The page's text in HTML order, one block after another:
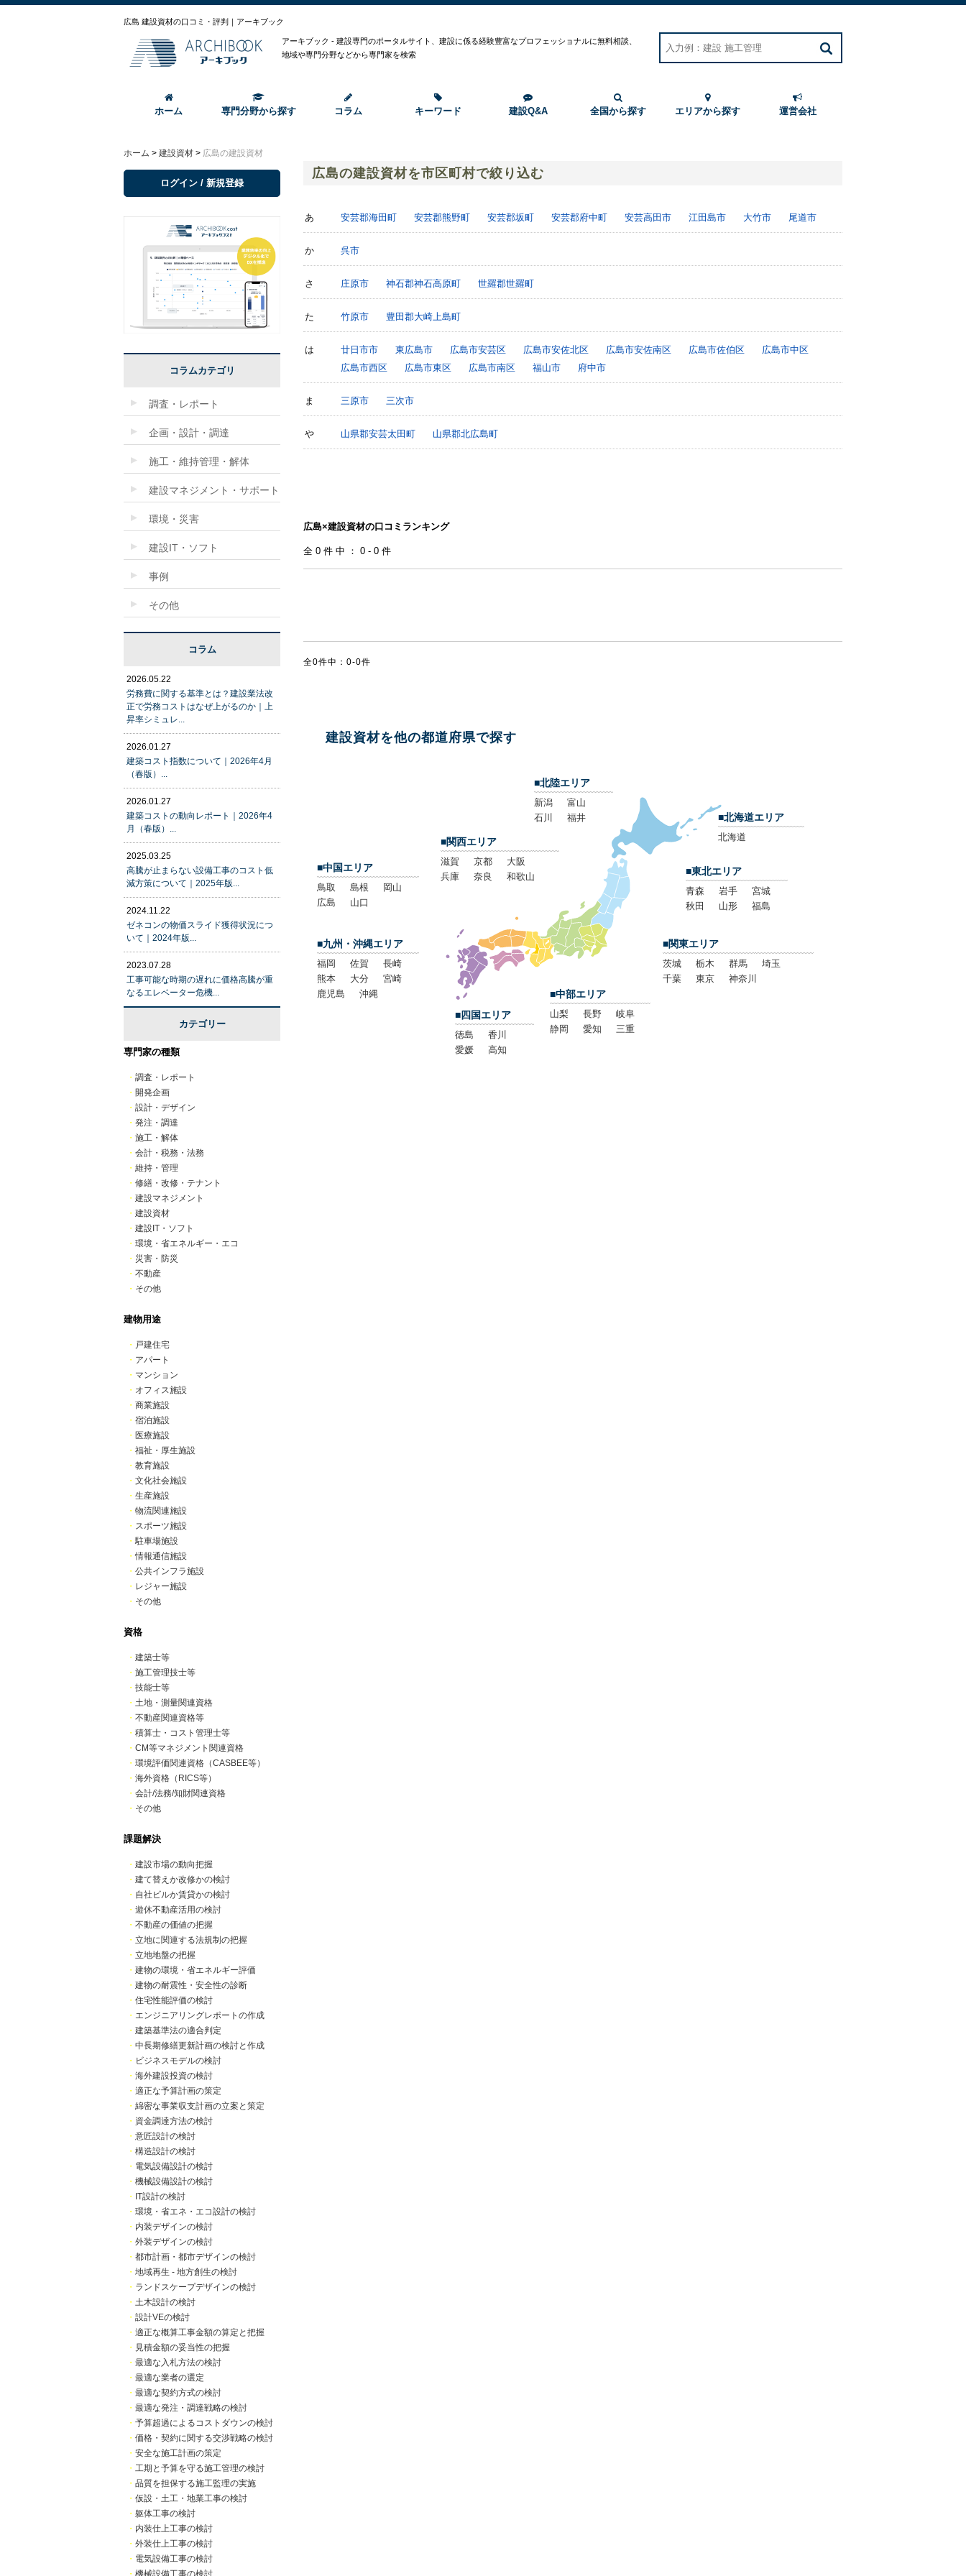
広島 建設資材の口コミ・評判｜アーキブック
アーキブック - 建設専門のポータルサイト、建設に係る経験豊富なプロフェッショナルに無料相談、
地域や専門分野などから専門家を検索
ホーム 専門分野から探す コラム キーワード 建設Q&A 全国から探す エリアから探す 運営会社
ホーム > 建設資材 > 広島の建設資材
広島の建設資材を市区町村で絞り込む
あ 安芸郡海田町 安芸郡熊野町 安芸郡坂町 安芸郡府中町 安芸高田市 江田島市 大竹市 尾道市
か 呉市
さ 庄原市 神石郡神石高原町 世羅郡世羅町
た 竹原市 豊田郡大崎上島町
は 廿日市市 東広島市 広島市安芸区 広島市安佐北区 広島市安佐南区 広島市佐伯区
広島市中区
広島市西区
広島市東区 広島市南区 福山市 府中市
ま 三原市 三次市
や 山県郡安芸太田町 山県郡北広島町
広島×建設資材の口コミランキング
全0件中：0-0件
全0件中：0-0件
建設資材を他の都道府県で探す
■北海道エリア
北海道
■東北エリア
青森 岩手
宮城
秋田
山形 福島
■関東エリア
茨城 栃木 群馬
埼玉
千葉
東京 神奈川
■北陸エリア
新潟
富山
石川
福井
■中部エリア
山梨 長野
岐阜
静岡
愛知 三重
■関西エリア
滋賀 京都
大阪
兵庫
奈良 和歌山
■中国エリア
鳥取 島根
岡山
広島
山口
■四国エリア
徳島
香川
愛媛
高知
■九州・沖縄エリア
福岡 佐賀
長崎
熊本
大分
宮崎
鹿児島
沖縄
ログイン / 新規登録
コラムカテゴリ
調査・レポート
企画・設計・調達
施工・維持管理・解体
建設マネジメント・サポート
環境・災害
建設IT・ソフト
事例
その他
コラム
2026.05.22
労務費に関する基準とは？建設業法改
正で労務コストはなぜ上がるのか｜上
昇率シミュレ...
2026.01.27
建築コスト指数について｜2026年4月
（春版）...
2026.01.27
建築コストの動向レポート｜2026年4
月（春版）...
2025.03.25
高騰が止まらない設備工事のコスト低
減方策について｜2025年版...
2024.11.22
ゼネコンの物価スライド獲得状況につ
いて｜2024年版...
2023.07.28
工事可能な時期の遅れに価格高騰が重
なるエレベーター危機...
カテゴリー
専門家の種類
・ 調査・レポート
・ 開発企画
・ 設計・デザイン
・ 発注・調達
・ 施工・解体
・ 会計・税務・法務
・ 維持・管理
・ 修繕・改修・テナント
・ 建設マネジメント
・ 建設資材
・ 建設IT・ソフト
・ 環境・省エネルギー・エコ
・ 災害・防災
・ 不動産
・ その他
建物用途
・ 戸建住宅
・ アパート
・ マンション
・ オフィス施設
・ 商業施設
・ 宿泊施設
・ 医療施設
・ 福祉・厚生施設
・ 教育施設
・ 文化社会施設
・ 生産施設
・ 物流関連施設
・ スポーツ施設
・駐車場施設
・情報通信施設
・ 公共インフラ施設
・ レジャー施設
・ その他
資格
・ 建築士等
・ 施工管理技士等
・ 技能士等
・ 土地・測量関連資格
・ 不動産関連資格等
・ 積算士・コスト管理士等
・ CM等マネジメント関連資格
・ 環境評価関連資格（CASBEE等）
・ 海外資格（RICS等）
・ 会計/法務/知財関連資格
・ その他
課題解決
・ 建設市場の動向把握
・ 建て替えか改修かの検討
・ 自社ビルか賃貸かの検討
・ 遊休不動産活用の検討
・ 不動産の価値の把握
・ 立地に関連する法規制の把握
・ 立地地盤の把握
・ 建物の環境・省エネルギー評価
・ 建物の耐震性・安全性の診断
・ 住宅性能評価の検討
・ エンジニアリングレポートの作成
・ 建築基準法の適合判定
・ 中長期修繕更新計画の検討と作成
・ ビジネスモデルの検討
・ 海外建設投資の検討
・ 適正な予算計画の策定
・ 綿密な事業収支計画の立案と策定
・ 資金調達方法の検討
・ 意匠設計の検討
・ 構造設計の検討
・ 電気設備設計の検討
・ 機械設備設計の検討
・ IT設計の検討
・ 環境・省エネ・エコ設計の検討
・ 内装デザインの検討
・ 外装デザインの検討
・ 都市計画・都市デザインの検討
・ 地域再生 - 地方創生の検討
・ ランドスケープデザインの検討
・ 土木設計の検討
・ 設計VEの検討
・ 適正な概算工事金額の算定と把握
・ 見積金額の妥当性の把握
・ 最適な入札方法の検討
・ 最適な業者の選定
・ 最適な契約方式の検討
・ 最適な発注・調達戦略の検討
・ 予算超過によるコストダウンの検討
・ 価格・契約に関する交渉戦略の検討
・ 安全な施工計画の策定
・ 工期と予算を守る施工管理の検討
・ 品質を担保する施工監理の実施
・ 仮設・土工・地業工事の検討
・ 躯体工事の検討
・ 内装仕上工事の検討
・ 外装仕上工事の検討
・ 電気設備工事の検討
・ 機械設備工事の検討